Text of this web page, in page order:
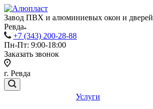
Завод ПВХ и алюминиевых окон и дверей
Ревда
+7 (343) 200-28-88
Пн-Пт: 9:00-18:00
Заказать звонок
г. Ревда
Услуги